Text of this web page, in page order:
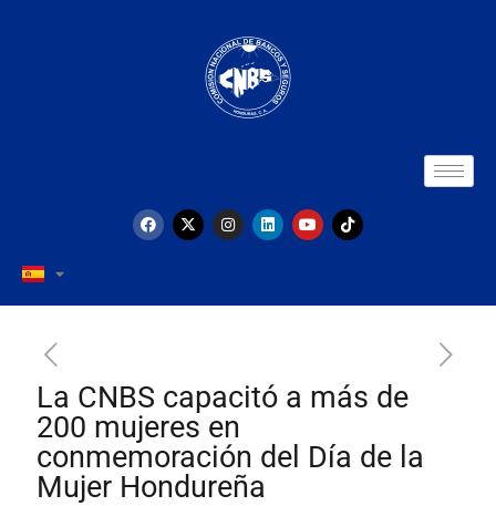
La CNBS capacitó a más de
200 mujeres en
conmemoración del Día de la
Mujer Hondureña